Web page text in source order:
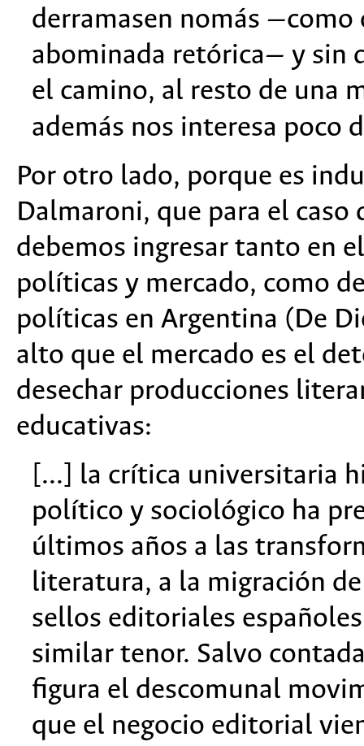
derramasen nomás
abominada retórica— y sin
el camino, al resto de una
además nos interesa
Por otro lado, porque es
Dalmaroni, que para el
debemos ingresar tanto en
políticas y mercado, como
políticas en Argentina (De
alto que el mercado es el
desechar producciones
educativas:
[...] la crítica universitaria
político y sociológico ha
últimos años a las
literatura, a la migración
sellos editoriales
similar tenor. Salvo
figura el descomunal
que el negocio editorial